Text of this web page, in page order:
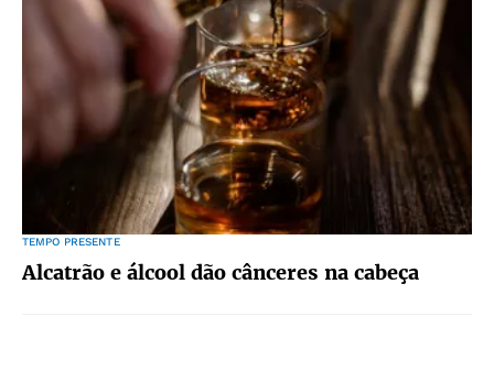
TEMPO PRESENTE
Alcatrão e álcool dão cânceres na cabeça